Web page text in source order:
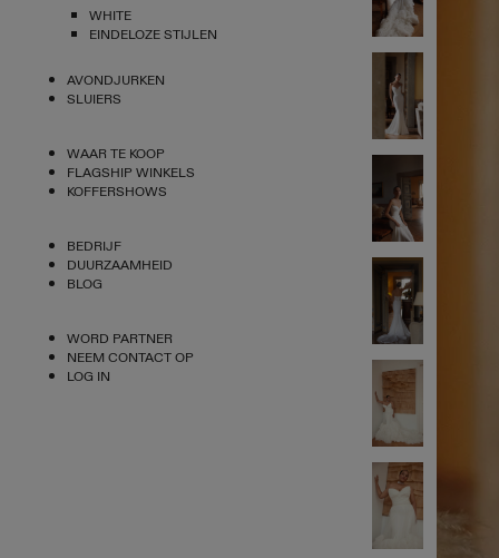
WHITE
EINDELOZE STIJLEN
AVONDJURKEN
SLUIERS
WAAR TE KOOP
FLAGSHIP WINKELS
KOFFERSHOWS
BEDRIJF
DUURZAAMHEID
BLOG
WORD PARTNER
NEEM CONTACT OP
LOG IN